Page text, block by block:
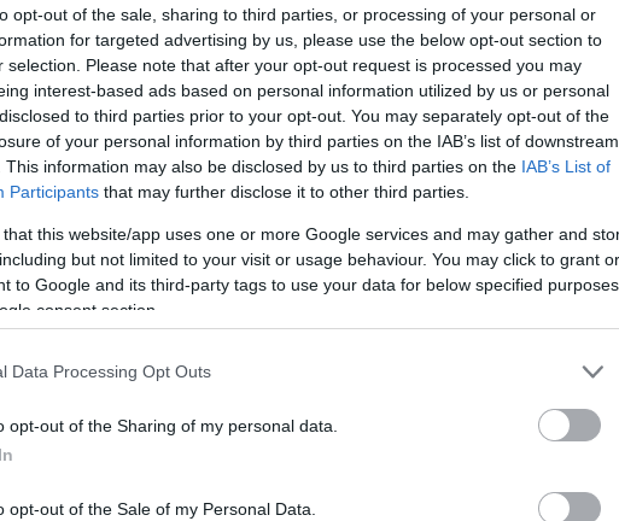
opt-out of the sale, sharing to third parties, or processing of your personal or
for targeted advertising by us, please use the below opt-out section to
selection. Please note that after your opt-out request is processed you may
interest-based ads based on personal information utilized by us or personal
to third parties prior to your opt-out. You may separately opt-out of the
of your personal information by third parties on the IAB’s list of downstream
This information may also be disclosed by us to third parties on the IAB’s List of
Participants that may further disclose it to other third parties.
that this website/app uses one or more Google services and may gather and
but not limited to your visit or usage behaviour. You may click to grant or
to Google and its third-party tags to use your data for below specified purposes
consent section.
Data Processing Opt Outs
opt-out of the Sharing of my personal data.
opt-out of the Sale of my Personal Data.